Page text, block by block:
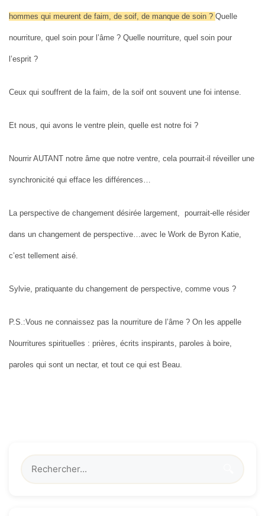
hommes qui meurent de faim, de soif, de manque de soin ? Quelle
nourriture, quel soin pour l’âme ? Quelle nourriture, quel soin pour
l’esprit ?
Ceux qui souffrent de la faim, de la soif ont souvent une foi intense.
Et nous, qui avons le ventre plein, quelle est notre foi ?
Nourrir AUTANT notre âme que notre ventre, cela pourrait-il réveiller une
synchronicité qui efface les différences…
La perspective de changement désirée largement, pourrait-elle résider
dans un changement de perspective…avec le Work de Byron Katie,
c’est tellement aisé.
Sylvie, pratiquante du changement de perspective, comme vous ?
P.S.:Vous ne connaissez pas la nourriture de l’âme ? On les appelle
Nourritures spirituelles : prières, écrits inspirants, paroles à boire,
paroles qui sont un nectar, et tout ce qui est Beau.